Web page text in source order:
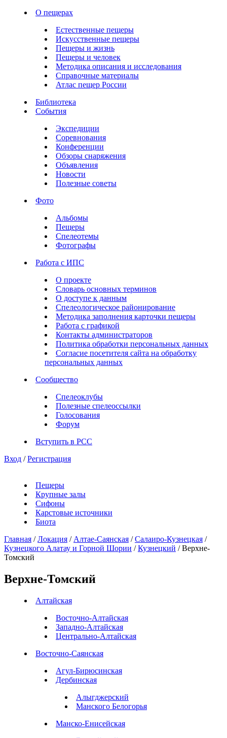
О пещерах
Естественные пещеры
Искусственные пещеры
Пещеры и жизнь
Пещеры и человек
Методика описания и исследования
Справочные материалы
Атлас пещер России
Библиотека
События
Экспедиции
Соревнования
Конференции
Обзоры снаряжения
Объявления
Новости
Полезные советы
Фото
Альбомы
Пещеры
Спелеотемы
Фотографы
Работа с ИПС
О проекте
Словарь основных терминов
О доступе к данным
Спелеологическое районирование
Методика заполнения карточки пещеры
Работа с графикой
Контакты администраторов
Политика обработки персональных данных
Согласие посетителя сайта на обработку
персональных данных
Сообщество
Спелеоклубы
Полезные спелеоссылки
Голосования
Форум
Вступить в РСС
Вход / Регистрация
Пещеры
Крупные залы
Сифоны
Карстовые источники
Биота
Главная / Локация / Алтае-Саянская / Салаиро-Кузнецкая /
Кузнецкого Алатау и Горной Шории / Кузнецкий / Верхне-
Томский
Верхне-Томский
Алтайская
Восточно-Алтайская
Западно-Алтайская
Центрально-Алтайская
Восточно-Саянская
Агул-Бирюсинская
Дербинская
Алыгджерский
Манского Белогорья
Манско-Енисейская